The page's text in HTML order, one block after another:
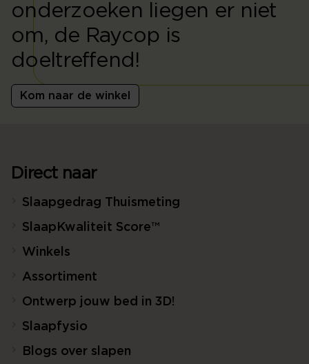
onderzoeken liegen er niet
om, de Raycop is
doeltreffend!
Kom naar de winkel
Direct naar
Slaapgedrag Thuismeting
SlaapKwaliteit Score™
Winkels
Assortiment
Ontwerp jouw bed in 3D!
Slaapfysio
Blogs over slapen